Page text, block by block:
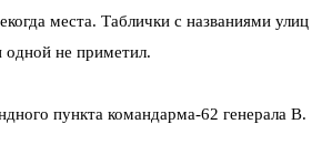
места. Таблички с названиями улиц
одной не приметил.
пункта командарма-62 генерала В.